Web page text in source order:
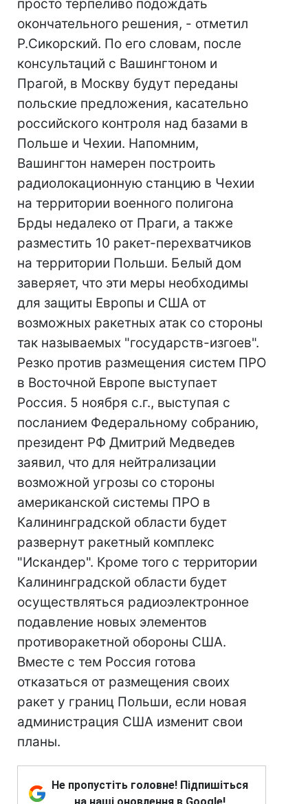
просто терпеливо подождать
окончательного решения, - отметил
Р.Сикорский. По его словам, после
консультаций с Вашингтоном и
Прагой, в Москву будут переданы
польские предложения, касательно
российского контроля над базами в
Польше и Чехии. Напомним,
Вашингтон намерен построить
радиолокационную станцию в Чехии
на территории военного полигона
Брды недалеко от Праги, а также
разместить 10 ракет-перехватчиков
на территории Польши. Белый дом
заверяет, что эти меры необходимы
для защиты Европы и США от
возможных ракетных атак со стороны
так называемых "государств-изгоев".
Резко против размещения систем ПРО
в Восточной Европе выступает
Россия. 5 ноября с.г., выступая с
посланием Федеральному собранию,
президент РФ Дмитрий Медведев
заявил, что для нейтрализации
возможной угрозы со стороны
американской системы ПРО в
Калининградской области будет
развернут ракетный комплекс
"Искандер". Кроме того с территории
Калининградской области будет
осуществляться радиоэлектронное
подавление новых элементов
противоракетной обороны США.
Вместе с тем Россия готова
отказаться от размещения своих
ракет у границ Польши, если новая
администрация США изменит свои
планы.
Не пропустіть головне! Підпишіться